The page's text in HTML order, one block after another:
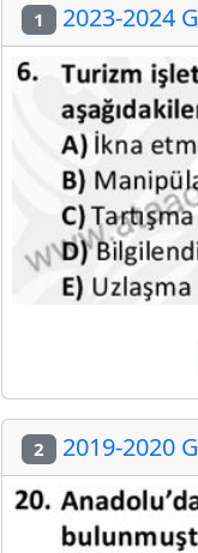
1 2023-2024
2 2019-2020